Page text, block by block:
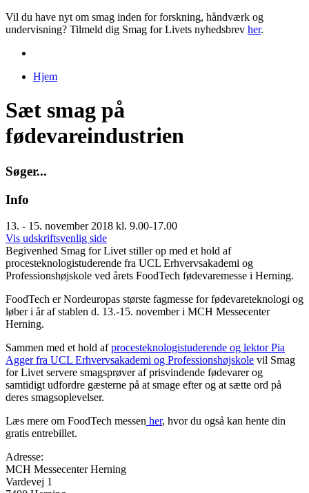
Vil du have nyt om smag inden for forskning, håndværk og
undervisning? Tilmeld dig Smag for Livets nyhedsbrev her.
Hjem
Sæt smag på
fødevareindustrien
Søger...
Info
13. - 15. november 2018 kl. 9.00-17.00
Vis udskriftsvenlig side
Begivenhed Smag for Livet stiller op med et hold af
procesteknologistuderende fra UCL Erhvervsakademi og
Professionshøjskole ved årets FoodTech fødevaremesse i Herning.
FoodTech er Nordeuropas største fagmesse for fødevareteknologi og
løber i år af stablen d. 13.-15. november i MCH Messecenter
Herning.
Sammen med et hold afprocesteknologistuderende og lektor Pia
Agger fra UCL Erhvervsakademi og Professionshøjskole vil Smag
for Livet servere smagsprøver af prisvindende fødevarer og
samtidigt udfordre gæsterne på at smage efter og at sætte ord på
deres smagsoplevelser.
Læs mere om FoodTech messen her, hvor du også kan hente din
gratis entrebillet.
Adresse:
MCH Messecenter Herning
Vardevej 1